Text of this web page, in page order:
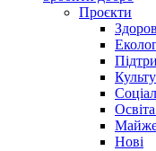
Проєкти
Майже
Нові